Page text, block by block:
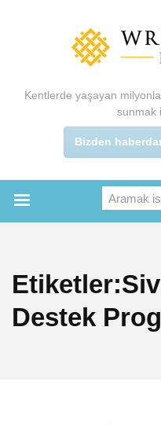
Kentlerde yaşayan
sunmak
Bizden
Ara
Destek